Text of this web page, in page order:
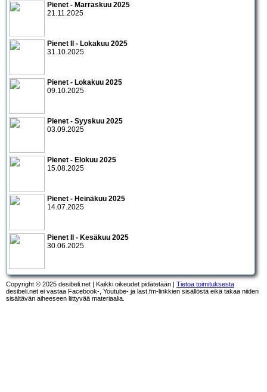
Pienet - Marraskuu 2025
21.11.2025
Pienet II - Lokakuu 2025
31.10.2025
Pienet - Lokakuu 2025
09.10.2025
Pienet - Syyskuu 2025
03.09.2025
Pienet - Elokuu 2025
15.08.2025
Pienet - Heinäkuu 2025
14.07.2025
Pienet II - Kesäkuu 2025
30.06.2025
Copyright © 2025 desibeli.net | Kaikki oikeudet pidätetään | Tietoa toimituksesta
desibeli.net ei vastaa Facebook-, Youtube- ja last.fm-linkkien sisällöstä eikä takaa niiden
sisältävän aiheeseen liittyvää materiaalia.